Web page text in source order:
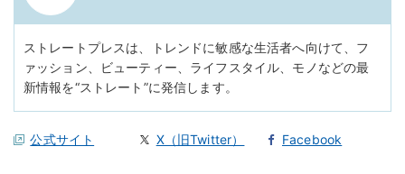
ストレートプレスは、トレンドに敏感な生活者へ向けて、フ
ァッション、ビューティー、ライフスタイル、モノなどの最
新情報を“ストレート”に発信します。
公式サイト X（旧Twitter） Facebook